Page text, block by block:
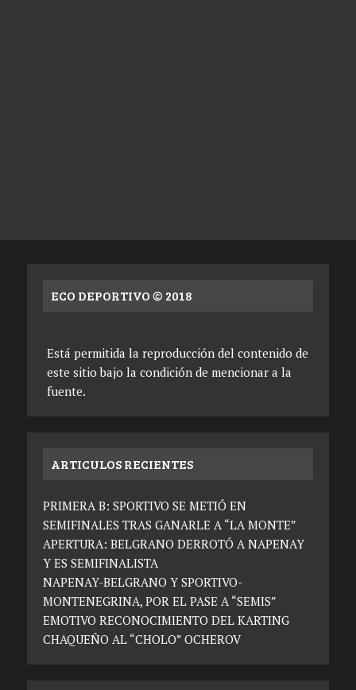
ECO DEPORTIVO © 2018
Está permitida la reproducción del contenido de
este sitio bajo la condición de mencionar a la
fuente.
ARTICULOS RECIENTES
PRIMERA B: SPORTIVO SE METIÓ EN
SEMIFINALES TRAS GANARLE A “LA MONTE”
APERTURA: BELGRANO DERROTÓ A NAPENAY
Y ES SEMIFINALISTA
NAPENAY-BELGRANO Y SPORTIVO-
MONTENEGRINA, POR EL PASE A “SEMIS”
EMOTIVO RECONOCIMIENTO DEL KARTING
CHAQUEÑO AL “CHOLO” OCHEROV